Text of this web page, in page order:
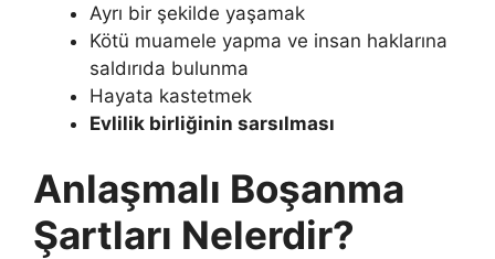
Ayrı bir şekilde yaşamak
Kötü muamele yapma ve insan haklarına
saldırıda bulunma
Hayata kastetmek
Evlilik birliğinin sarsılması
Anlaşmalı Boşanma
Şartları Nelerdir?